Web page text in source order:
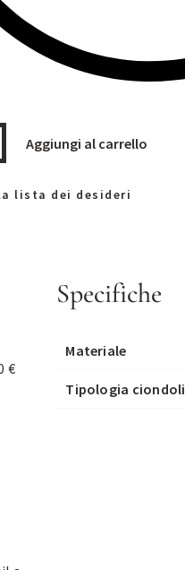
Aggiungi al carrello
lista dei desideri
€
Specifiche
Materiale
Tipologia ciondoli